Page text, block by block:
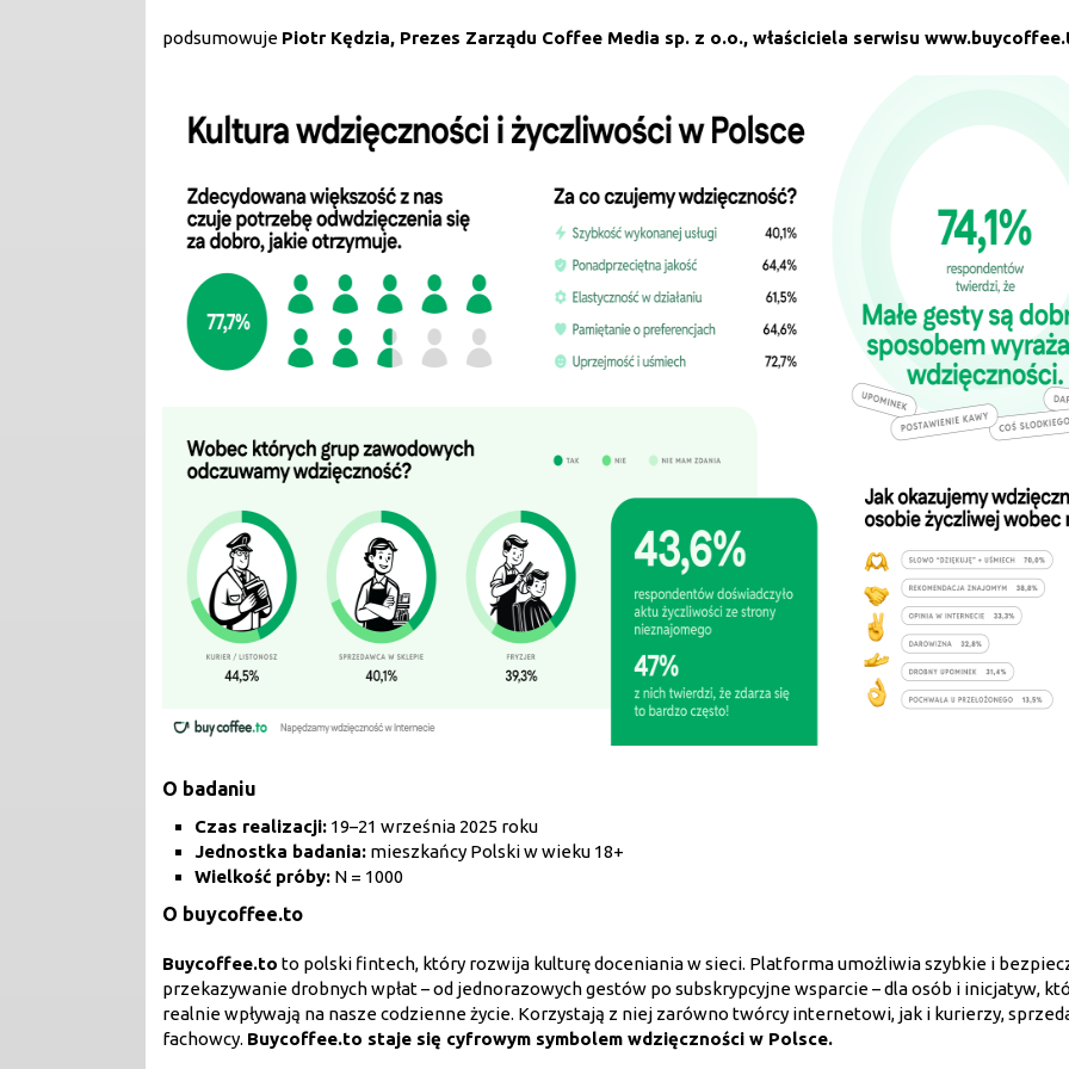
podsumowuje Piotr Kędzia, Prezes Zarządu Coffee Media sp. z o.o., właściciela serwisu
O badaniu
Czas realizacji: 19–21 września 2025 roku
Jednostka badania: mieszkańcy Polski w wieku 18+
Wielkość próby: N = 1000
O buycoffee.to
Buycoffee.to to polski fintech, który rozwija kulturę doceniania w sieci. Platforma umożliwia szybkie i
przekazywanie drobnych wpłat – od jednorazowych gestów po subskrypcyjne wsparcie – dla osób i inicjatyw,
realnie wpływają na nasze codzienne życie. Korzystają z niej zarówno twórcy internetowi, jak i kurierzy,
fachowcy. Buycoffee.to staje się cyfrowym symbolem wdzięczności w Polsce.